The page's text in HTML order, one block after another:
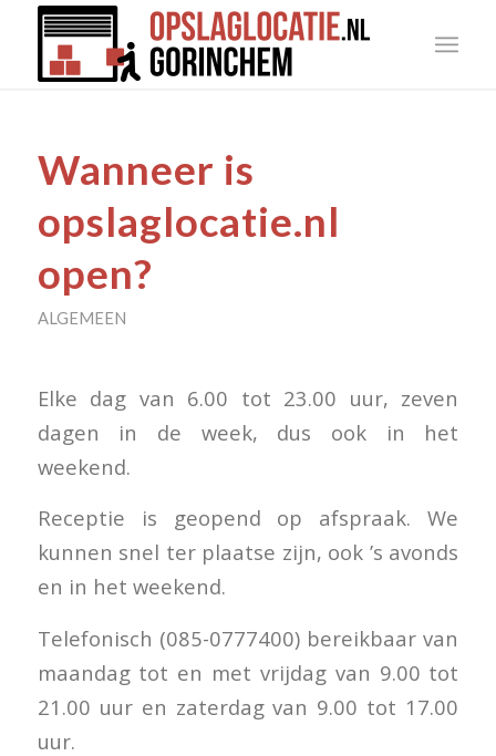
Wanneer is
opslaglocatie.nl
open?
ALGEMEEN
Elke dag van 6.00 tot 23.00 uur, zeven
dagen in de week, dus ook in het
weekend.
Receptie is geopend op afspraak. We
kunnen snel ter plaatse zijn, ook ’s avonds
en in het weekend.
Telefonisch (085-0777400) bereikbaar van
maandag tot en met vrijdag van 9.00 tot
21.00 uur en zaterdag van 9.00 tot 17.00
uur.